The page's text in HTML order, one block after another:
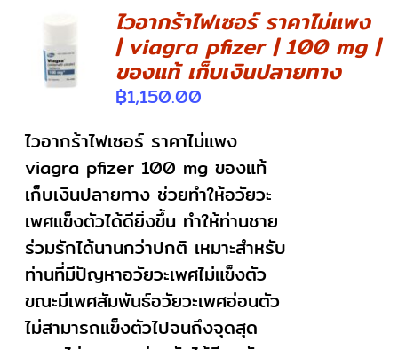
DETAILS
ไวอากร้าไฟเซอร์ ราคาไม่แพง
| viagra pfizer | 100 mg |
ของแท้ เก็บเงินปลายทาง
฿1,150.00
ไวอากร้าไฟเซอร์ ราคาไม่แพง
viagra pfizer 100 mg ของแท้
เก็บเงินปลายทาง ช่วยทำให้อวัยวะ
เพศแข็งตัวได้ดียิ่งขึ้น ทำให้ท่านชาย
ร่วมรักได้นานกว่าปกติ เหมาะสำหรับ
ท่านที่มีปัญหาอวัยวะเพศไม่แข็งตัว
ขณะมีเพศสัมพันธ์อวัยวะเพศอ่อนตัว
ไม่สามารถแข็งตัวไปจนถึงจุดสุด